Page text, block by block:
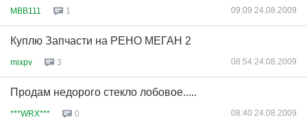
MBB111 1 09:09 24.08.2009
Куплю Запчасти на РЕНО МЕГАН 2
mixpv 3 08:54 24.08.2009
Продам недорого стекло лобовое.....
***WRX*** 0 08:40 24.08.2009